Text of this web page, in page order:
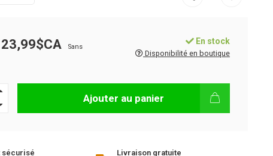
23,99$CA
Sans
En stock
Disponibilité en boutique
Ajouter au panier
sécurisé
Livraison gratuite